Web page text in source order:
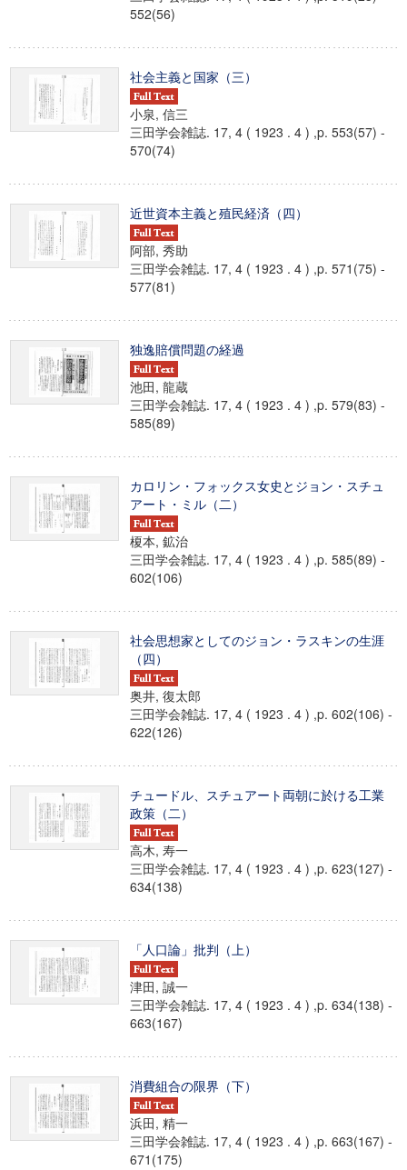
552(56)
社会主義と国家（三）
小泉, 信三
三田学会雑誌. 17, 4 ( 1923 . 4 ) ,p. 553(57) -
570(74)
近世資本主義と殖民経済（四）
阿部, 秀助
三田学会雑誌. 17, 4 ( 1923 . 4 ) ,p. 571(75) -
577(81)
独逸賠償問題の経過
池田, 龍蔵
三田学会雑誌. 17, 4 ( 1923 . 4 ) ,p. 579(83) -
585(89)
カロリン・フォックス女史とジョン・スチュ
アート・ミル（二）
榎本, 鉱治
三田学会雑誌. 17, 4 ( 1923 . 4 ) ,p. 585(89) -
602(106)
社会思想家としてのジョン・ラスキンの生涯
（四）
奥井, 復太郎
三田学会雑誌. 17, 4 ( 1923 . 4 ) ,p. 602(106) -
622(126)
チュードル、スチュアート両朝に於ける工業
政策（二）
高木, 寿一
三田学会雑誌. 17, 4 ( 1923 . 4 ) ,p. 623(127) -
634(138)
「人口論」批判（上）
津田, 誠一
三田学会雑誌. 17, 4 ( 1923 . 4 ) ,p. 634(138) -
663(167)
消費組合の限界（下）
浜田, 精一
三田学会雑誌. 17, 4 ( 1923 . 4 ) ,p. 663(167) -
671(175)